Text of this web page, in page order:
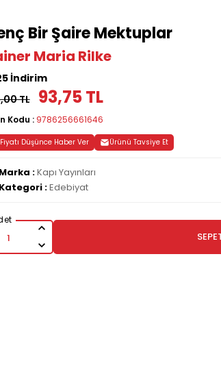
Bir Şaire Mektuplar
Maria Rilke
İndirim
TL
93,75 TL
Kodu : 9786256661646
Fiyatı Düşünce Haber Ver Ürünü Tavsiye Et
Marka :Kapı Yayınları
Kategori :Edebiyat